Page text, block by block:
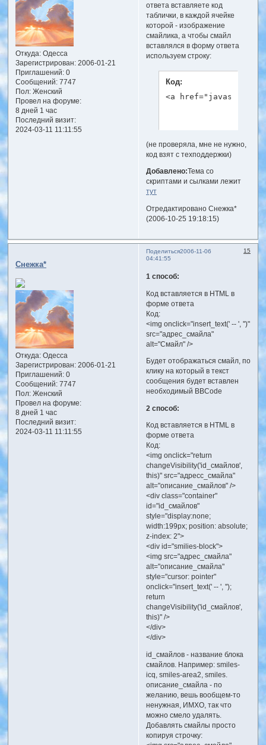
Откуда:Одесса
Зарегистрирован: 2006-01-21
Приглашений:0
Сообщений:7747
Пол:Женский
Провел на форуме:
8 дней 1 час
Последний визит:
2024-03-11 11:11:55
ответа вставляете код
таблички, в каждой ячейке
которой - изображение
смайлика, а чтобы смайл
вставлялся в форму ответа
используем строку:
Код:
<a
(не проверяла, мне не нужно,
код взят с техподдержки)
Добавлено:Тема со
скриптами и сылками лежит
тут
Отредактировано Снежка*
(2006-10-25 19:18:15)
Поделиться 15
2006-11-06
04:41:55
Снежка*
Откуда:Одесса
Зарегистрирован: 2006-01-21
Приглашений:0
Сообщений:7747
Пол:Женский
Провел на форуме:
8 дней 1 час
Последний визит:
2024-03-11 11:11:55
1 способ:
Код вставляется в HTML в
форме ответа
Код:
<img onclick="insert_text(' -- ', '')"
src="адрес_смайла"
alt="Смайл" />
Будет отображаться смайл, по
клику на который в текст
сообщения будет вставлен
необходимый BBCode
2 способ:
Код вставляется в HTML в
форме ответа
Код:
<img onclick="return
changeVisibility('id_смайлов',
this)" src="адресс_смайла"
alt="описание_смайлов" />
<div class="container"
id="id_смайлов"
style="display:none;
width:199px; position: absolute;
z-index: 2">
<div id="smilies-block">
<img src="адрес_смайла"
alt="описание_смайла"
style="cursor: pointer"
onclick="insert_text(' -- ', '');
return
changeVisibility('id_смайлов',
this)" />
</div>
</div>
id_смайлов - название блока
смайлов. Например: smiles-
icq, smiles-area2, smiles.
описание_смайла - по
желанию, вешь вообщем-то
ненужная, ИМХО, так что
можно смело удалять.
Добавлять смайлы просто
копируя строчку: